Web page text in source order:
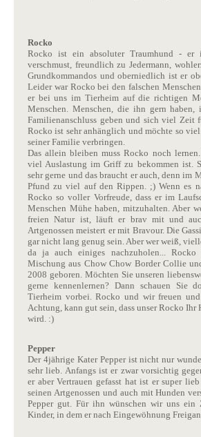
Rocko
Rocko ist ein absoluter Traumhund - er
verschmust, freundlich zu Jedermann,
Grundkommandos und oberniedlich ist er
Leider war Rocko bei den falschen
er bei uns im Tierheim auf die richtigen
Menschen. Menschen, die ihn gern
Familienanschluss geben und sich viel Zeit
Rocko ist sehr anhänglich und möchte so
seiner Familie verbringen.
Das allein bleiben muss Rocko noch
viel Auslastung im Griff zu bekommen ist.
sehr gerne und das braucht er auch, denn im
Pfund zu viel auf den Rippen. ;) Wenn es
Rocko so voller Vorfreude, dass er im
Menschen Mühe haben, mitzuhalten. Aber
freien Natur ist, läuft er brav mit und
Artgenossen meistert er mit Bravour. Die
gar nicht lang genug sein. Aber wer weiß,
da ja auch einiges nachzuholen... Rocko
Mischung aus Chow Chow Border Collie
2008 geboren. Möchten Sie unseren
gerne kennenlernen? Dann schauen Sie
Tierheim vorbei. Rocko und wir freuen
Achtung, kann gut sein, dass unser Rocko Ihr
wird. :)
Pepper
Der 4jährige Kater Pepper ist nicht nur
sehr lieb. Anfangs ist er zwar vorsichtig
er aber Vertrauen gefasst hat ist er super
seinen Artgenossen und auch mit Hunden
Pepper gut. Für ihn wünschen wir uns ein
Kinder, in dem er nach Eingewöhnung